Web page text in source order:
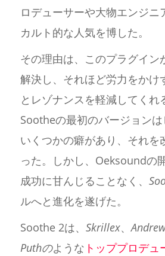
ロデューサーや大物エンジニ
カルト的な人気を博した。
その理由は、このプラグイン
解決し、それほど労力をかけ
とレゾナンスを軽減してくれ
Sootheの最初のバージョンは
いくつかの癖があり、それを
った。しかし、Oeksoundの
成功に甘んじることなく、
ルへと進化を遂げた。
Soothe 2は、 Skrillex、
Puthのような トッププロデ